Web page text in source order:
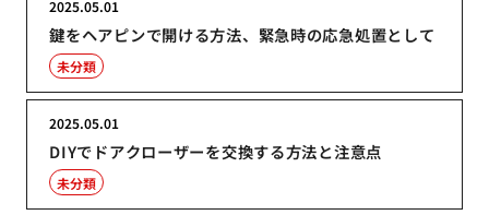
鍵をヘアピンで開ける方法、緊急時の応急処置として
2025.05.01
未分類
DIYでドアクローザーを交換する方法と注意点
2025.05.01
未分類